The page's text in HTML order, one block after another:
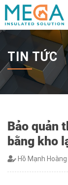
TIN TỨC
Bảo quản
bằng kho
Hồ Mạnh Hoàng